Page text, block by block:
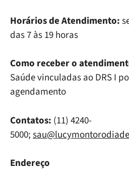
Horários de Atendimento:
das 7 às 19 horas
Como receber o
Saúde vinculadas ao DRS I
agendamento
Contatos: (11) 4240-
5000;
Endereço